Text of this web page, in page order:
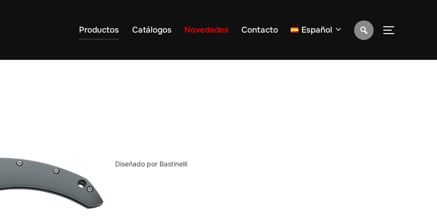
Productos Catálogos Novedades Contacto Español ALTERNAR
Diseñado por Bastinelli